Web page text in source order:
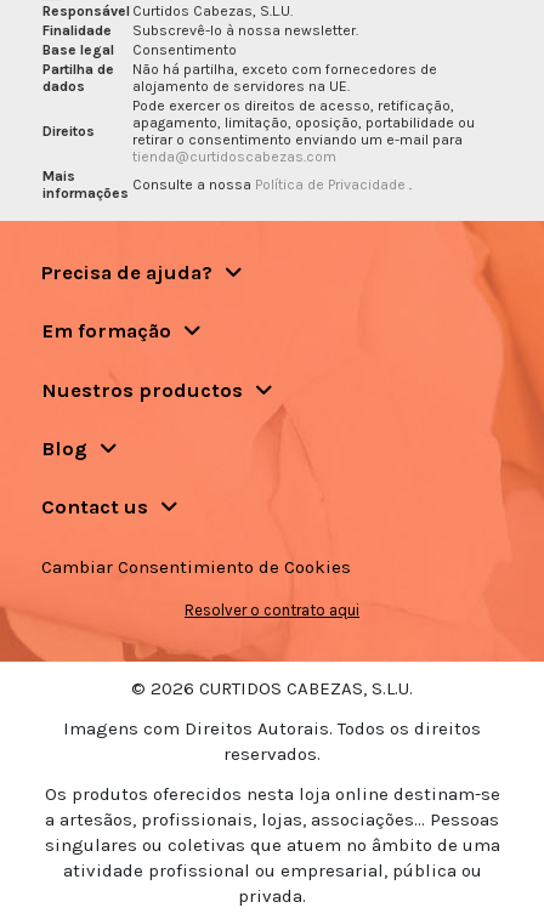
Responsável Curtidos Cabezas, S.L.U.
Finalidade
Subscrevê-lo à nossa newsletter.
Base legal
Consentimento
Partilha de
dados
Não há partilha, exceto com fornecedores de
alojamento de servidores na UE.
Direitos
Pode exercer os direitos de acesso, retificação,
apagamento, limitação, oposição, portabilidade ou
retirar o consentimento enviando um e-mail para
tienda@curtidoscabezas.com
Mais
informações Consulte a nossa Política de Privacidade
Precisa de ajuda?
Em formação
Nuestros productos
Blog
Contact us
Cambiar Consentimiento de Cookies
Resolver o contrato aqui
© 2026 CURTIDOS CABEZAS, S.L.U.
Imagens com Direitos Autorais. Todos os direitos
reservados.
Os produtos oferecidos nesta loja online destinam-se
a artesãos, profissionais, lojas, associações... Pessoas
singulares ou coletivas que atuem no âmbito de uma
atividade profissional ou empresarial, pública ou
privada.